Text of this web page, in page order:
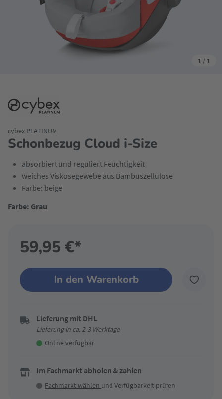
1 / 1
Schonbezug Cloud i-Size
cybex PLATINUM
absorbiert und reguliert Feuchtigkeit
weiches Viskosegewebe aus Bambuszellulose
Farbe: beige
Farbe: Grau
59,95 €*
In den Warenkorb
Lieferung mit DHL
Lieferung in ca. 2-3 Werktage
Online verfügbar
Im Fachmarkt abholen & zahlen
Fachmarkt wählen und Verfügbarkeit prüfen